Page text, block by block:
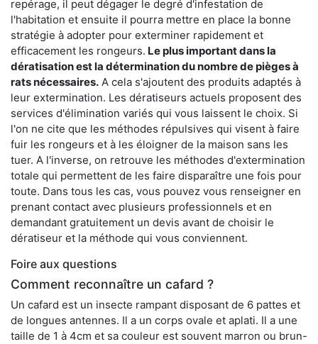
repérage, il peut dégager le degré d'infestation de
l'habitation et ensuite il pourra mettre en place la bonne
stratégie à adopter pour exterminer rapidement et
efficacement les rongeurs. Le plus important dans la
dératisation est la détermination du nombre de pièges à
rats nécessaires. A cela s'ajoutent des produits adaptés à
leur extermination. Les dératiseurs actuels proposent des
services d'élimination variés qui vous laissent le choix. Si
l'on ne cite que les méthodes répulsives qui visent à faire
fuir les rongeurs et à les éloigner de la maison sans les
tuer. A l'inverse, on retrouve les méthodes d'extermination
totale qui permettent de les faire disparaître une fois pour
toute. Dans tous les cas, vous pouvez vous renseigner en
prenant contact avec plusieurs professionnels et en
demandant gratuitement un devis avant de choisir le
dératiseur et la méthode qui vous conviennent.
Foire aux questions
Comment reconnaître un cafard ?
Un cafard est un insecte rampant disposant de 6 pattes et
de longues antennes. Il a un corps ovale et aplati. Il a une
taille de 1 à 4cm et sa couleur est souvent marron ou brun-